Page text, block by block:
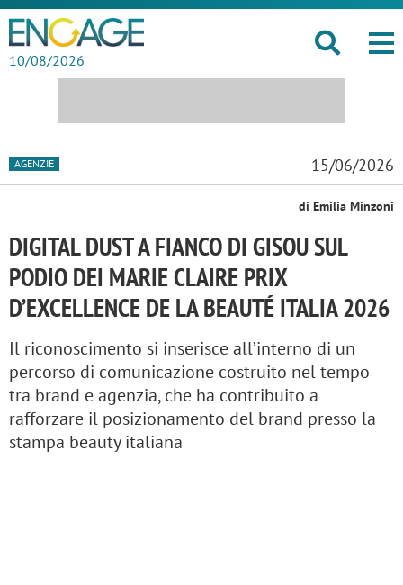
10/08/2026
AGENZIE 15/06/2026
di Emilia Minzoni
DIGITAL DUST A FIANCO DI GISOU SUL
PODIO DEI MARIE CLAIRE PRIX
D’EXCELLENCE DE LA BEAUTÉ ITALIA 2026
Il riconoscimento si inserisce all’interno di un
percorso di comunicazione costruito nel tempo
tra brand e agenzia, che ha contribuito a
rafforzare il posizionamento del brand presso la
stampa beauty italiana